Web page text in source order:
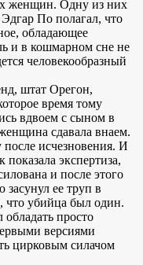
женщин. Одну из них
По полагал, что
обладающее
и в кошмарном сне не
человекообразный
штат Орегон,
время тому
вдвоем с сыном в
сдавала внаем.
после исчезновения. И
экспертиза,
и после этого
ее труп в
что убийца был один.
просто
версиями
цирковым силачом